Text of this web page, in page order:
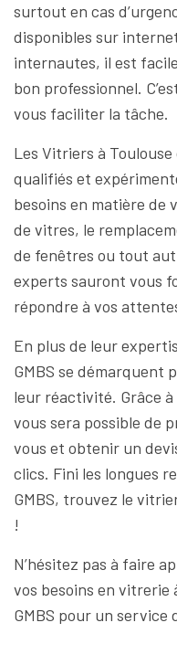
surtout en cas
disponibles sur
internautes, il est
bon professionnel.
vous faciliter la tâche.
Les Vitriers à
qualifiés et
besoins en matière de
de vitres, le
de fenêtres ou tout
experts sauront vous
répondre à vos
En plus de leur
GMBS se démarquent
leur réactivité. Grâce
vous sera possible de
vous et obtenir un
clics. Fini les longues
GMBS, trouvez le
!
N’hésitez pas à faire
vos besoins en vitrerie
GMBS pour un